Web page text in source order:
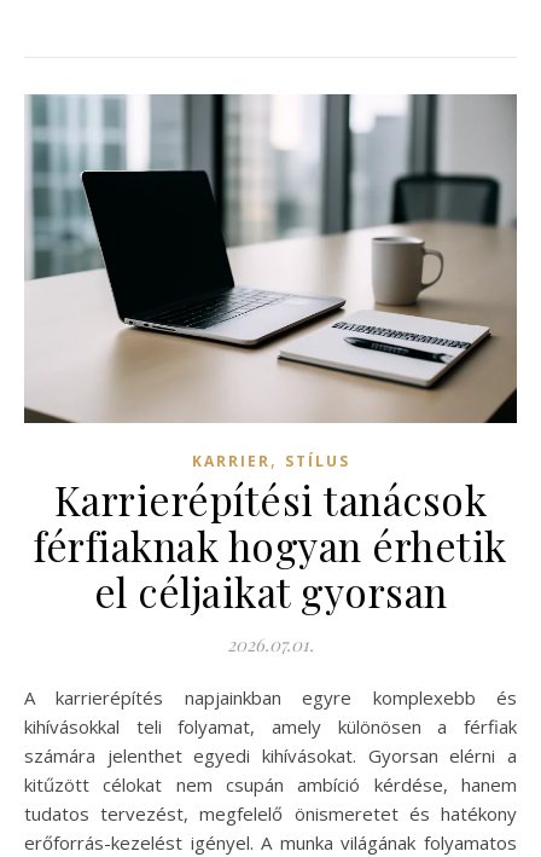
KARRIER, STÍLUS
Karrierépítési tanácsok
férfiaknak hogyan érhetik
el céljaikat gyorsan
2026.07.01.
A karrierépítés napjainkban egyre komplexebb és
kihívásokkal teli folyamat, amely különösen a férfiak
számára jelenthet egyedi kihívásokat. Gyorsan elérni a
kitűzött célokat nem csupán ambíció kérdése, hanem
tudatos tervezést, megfelelő önismeretet és hatékony
erőforrás-kezelést igényel. A munka világának folyamatos